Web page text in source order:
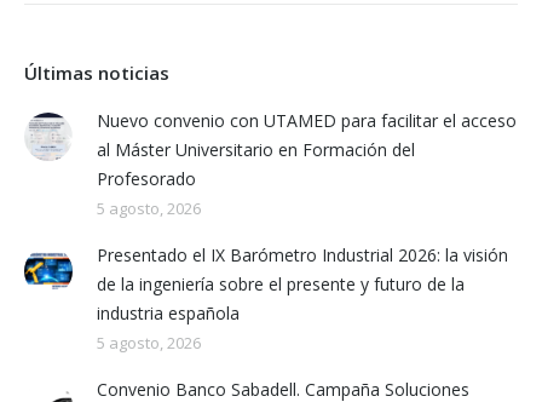
Últimas noticias
Nuevo convenio con UTAMED para facilitar el acceso
al Máster Universitario en Formación del
Profesorado
5 agosto, 2026
Presentado el IX Barómetro Industrial 2026: la visión
de la ingeniería sobre el presente y futuro de la
industria española
5 agosto, 2026
Convenio Banco Sabadell. Campaña Soluciones